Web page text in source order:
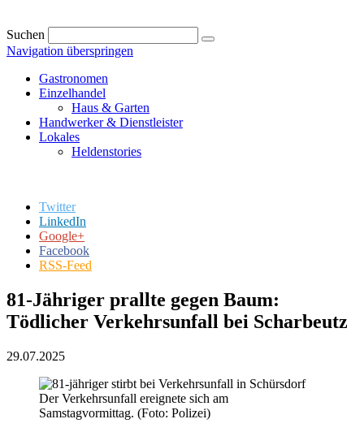
Suchen
Navigation überspringen
Gastronomen
Einzelhandel
Haus & Garten
Handwerker & Dienstleister
Lokales
Heldenstories
Twitter
LinkedIn
Google+
Facebook
RSS-Feed
81-Jähriger prallte gegen Baum:
Tödlicher Verkehrsunfall bei Scharbeutz
29.07.2025
Der Verkehrsunfall ereignete sich am
Samstagvormittag. (Foto: Polizei)